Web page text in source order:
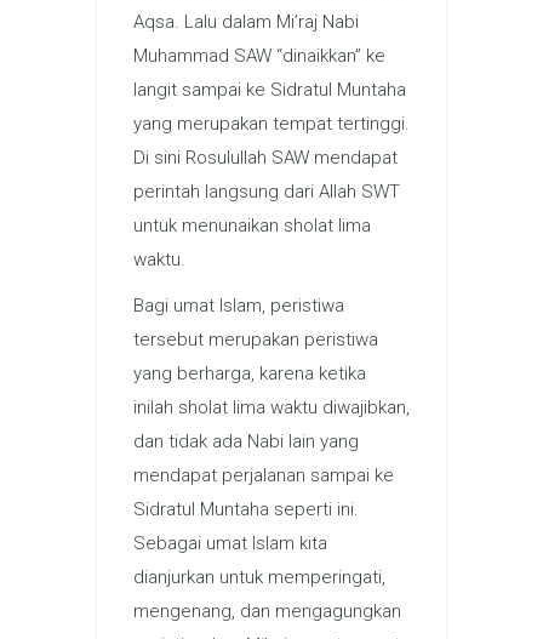
Aqsa. Lalu dalam Mi’raj Nabi
Muhammad SAW “dinaikkan” ke
langit sampai ke Sidratul Muntaha
yang merupakan tempat tertinggi.
Di sini Rosulullah SAW mendapat
perintah langsung dari Allah SWT
untuk menunaikan sholat lima
waktu.
Bagi umat Islam, peristiwa
tersebut merupakan peristiwa
yang berharga, karena ketika
inilah sholat lima waktu diwajibkan,
dan tidak ada Nabi lain yang
mendapat perjalanan sampai ke
Sidratul Muntaha seperti ini.
Sebagai umat Islam kita
dianjurkan untuk memperingati,
mengenang, dan mengagungkan